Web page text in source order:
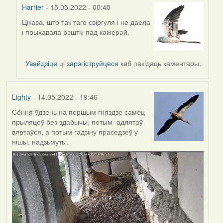
Harrier - 15.05.2022 - 00:40
In
reply
Harrier
Цікава, што так таго свіргуля і не даела
і прыхавала рэшткі пад камерай.
Увайдзіце цізарэгіструйцеся каб пакідаць каментары.
Lighty- 14.05.2022 - 19:46
Сёння ўдзень на першым гняздзе самец
прыляцеў без здабычы, потым адлятаў-
вяртаўся, а потым гадзіну праседзеў у
нішы, надзьмуты.